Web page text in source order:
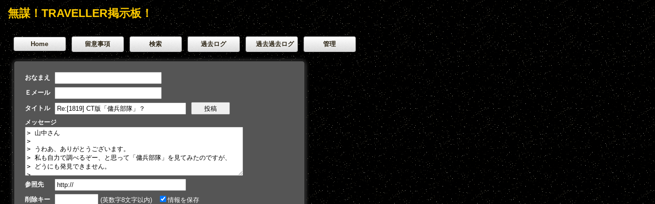
無謀！TRAVELLER掲示板！
Home 留意事項 検索 過去ログ 過去過去ログ 管理
おなまえ
Ｅメール
タイトル
メッセージ
参照先
削除キー (英数字8文字以内)
情報を保存